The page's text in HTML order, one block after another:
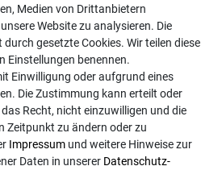
Preise aus dem Mobilfunknetz ggf.
Medien von Drittanbietern
Website zu analysieren. Die
gesetzte Cookies. Wir teilen diese
Einstellungen benennen.
Einwilligung oder aufgrund eines
Die Zustimmung kann erteilt oder
Recht, nicht einzuwilligen und die
Zeitpunkt zu ändern oder zu
Impressum und weitere Hinweise zur
Daten in unserer Daten­schutz­